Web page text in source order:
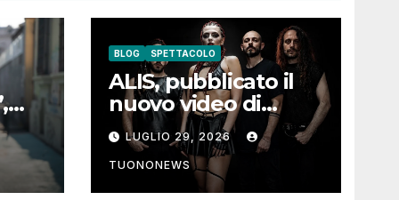
BLOG SPETTACOLO
ALIS, pubblicato il
nuovo video di
“Poised to Outlast”
LUGLIO 29, 2026
TUONONEWS